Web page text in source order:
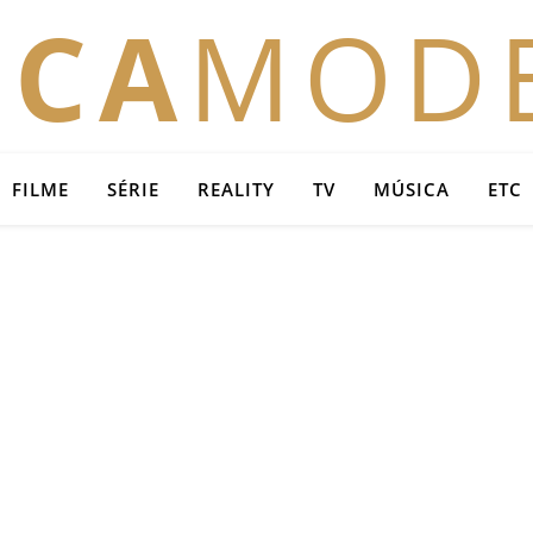
FILME SÉRIE REALITY TV MÚSICA ETC